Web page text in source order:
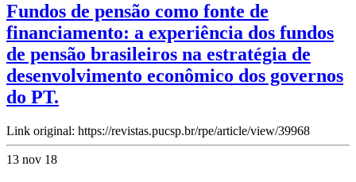
Fundos de pensão como fonte de
financiamento: a experiência dos fundos
de pensão brasileiros na estratégia de
desenvolvimento econômico dos governos
do PT.
Link original: https://revistas.pucsp.br/rpe/article/view/39968
13 nov 18